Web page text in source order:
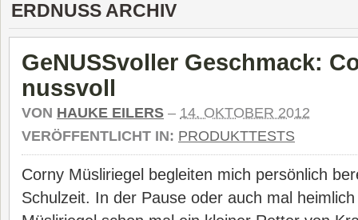
ERDNUSS ARCHIV
GeNUSSvoller Geschmack:
nussvoll
VON HAUKE EILERS – 14. OKTOBER 2012
VERÖFFENTLICHT IN: PRODUKTTESTS
Corny Müsliriegel begleiten mich persönlich
Schulzeit. In der Pause oder auch mal